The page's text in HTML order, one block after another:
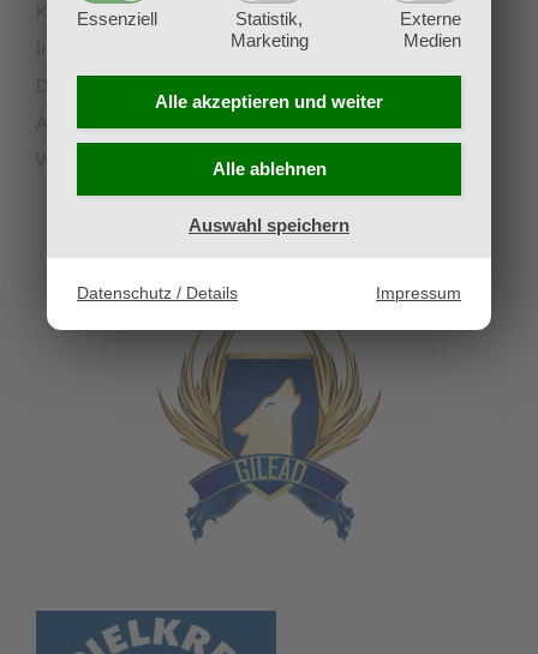
Essenziell
Statistik,
Marketing
Externe
Medien
Alle akzeptieren und weiter
Alle ablehnen
Auswahl speichern
Datenschutz / Details Impressum
Kontakt